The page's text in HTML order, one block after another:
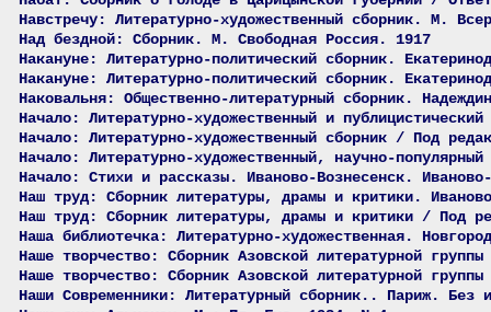
Навстречу: Литературно-художественный сборник. М.
Над бездной: Сборник. М. Свободная Россия. 1917
Накануне: Литературно-политический сборник.
Накануне: Литературно-политический сборник.
Наковальня: Общественно-литературный сборник.
Начало: Литературно-художественный и
Начало: Литературно-художественный сборник / Под
Начало: Литературно-художественный, научно-
Начало: Стихи и рассказы. Иваново-Вознесенск.
Наш труд: Сборник литературы, драмы и критики.
Наш труд: Сборник литературы, драмы и критики / Под
Наша библиотечка: Литературно-художественная.
Наше творчество: Сборник Азовской литературной
Наше творчество: Сборник Азовской литературной
Наши Современники: Литературный сборник.. Париж.